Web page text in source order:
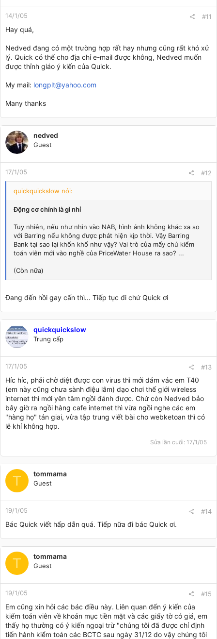
14/1/05 #11
Hay quá,
Nedved đang có một trường hợp rất hay nhưng cũng rất khó xử
lý. Quick có thể cho địa chỉ e-mail được không, Nedved muốn
được thỉnh giáo ý kiến của Quick.
My mail: longplt@yahoo.com
Many thanks
nedved
Guest
17/1/05 #12
quickquickslow nói:
Động cơ chính là gì nhỉ
Tuy nhiên, nếu như nhìn vào NAB, hình ảnh không khác xa so
với Barring nếu không được phát hiện kịp thời. Vậy Barring
Bank tại sao lại khốn khổ như vậy? Vai trò của mấy chú kiểm
toán viên mới vào nghề của PriceWater House ra sao? ...
(Còn nữa)
Đang đến hồi gay cấn thì... Tiếp tục đi chứ Quick ơi
quickquickslow
Trung cấp
17/1/05 #13
Híc híc, phải chờ diệt được con virus thì mới dám vác em T40
(em này cũng chưa sành điệu lắm) dạo chơi thế giới wireless
internet thì mới yên tâm ngồi đánh được. Chứ còn Nedved bảo
bây giờ ra ngồi hàng cafe internet thì vừa ngồi nghe các em
"hàng họ" tán giai, vừa tập trung viết bài cho webketoan thì có
lẽ khí không hợp.
Sửa lần cuối: 17/1/05
T tommama
Guest
19/1/05 #14
Bác Quick viết hấp dẫn quá. Tiếp nữa đi bác Quick ơi.
T tommama
Guest
19/1/05 #15
Em cũng xin hỏi các bác điều này. Liên quan đến ý kiến của
kiểm toán viên về khoản mục tiền mặt và các giấy tờ có giá, em
thấy họ thường có ý kiến ngoại trừ "chúng tôi đã được chỉ định
tiến hành kiểm toán các BCTC sau ngày 31/12 do vậy chúng tôi